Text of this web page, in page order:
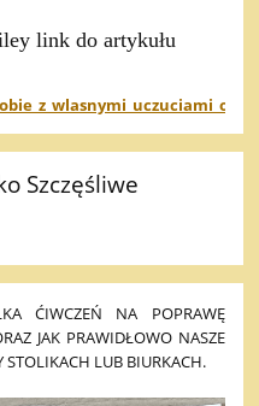
link do artykułu
Szczęśliwe
ĆIWCZEŃ NA POPRAWĘ
JAK PRAWIDŁOWO NASZE
STOLIKACH LUB BIURKACH.